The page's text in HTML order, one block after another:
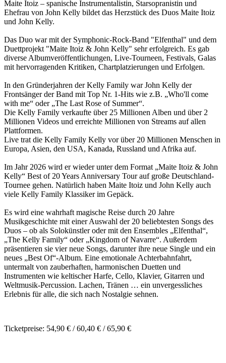
Maite Itoiz – spanische Instrumentalistin, Starsopranistin und
Ehefrau von John Kelly bildet das Herzstück des Duos Maite Itoiz
und John Kelly.
Das Duo war mit der Symphonic-Rock-Band "Elfenthal" und dem
Duettprojekt "Maite Itoiz & John Kelly" sehr erfolgreich. Es gab
diverse Albumveröffentlichungen, Live-Tourneen, Festivals, Galas
mit hervorragenden Kritiken, Chartplatzierungen und Erfolgen.
In den Gründerjahren der Kelly Family war John Kelly der
Frontsänger der Band mit Top Nr. 1-Hits wie z.B. „Who'll come
with me“ oder „The Last Rose of Summer“.
Die Kelly Family verkaufte über 25 Millionen Alben und über 2
Millionen Videos und erreichte Millionen von Streams auf allen
Plattformen.
Live trat die Kelly Family Kelly vor über 20 Millionen Menschen in
Europa, Asien, den USA, Kanada, Russland und Afrika auf.
Im Jahr 2026 wird er wieder unter dem Format „Maite Itoiz & John
Kelly“ Best of 20 Years Anniversary Tour auf große Deutschland-
Tournee gehen. Natürlich haben Maite Itoiz und John Kelly auch
viele Kelly Family Klassiker im Gepäck.
Es wird eine wahrhaft magische Reise durch 20 Jahre
Musikgeschichte mit einer Auswahl der 20 beliebtesten Songs des
Duos – ob als Solokünstler oder mit den Ensembles „Elfenthal“,
„The Kelly Family“ oder „Kingdom of Navarre“. Außerdem
präsentieren sie vier neue Songs, darunter ihre neue Single und ein
neues „Best Of“-Album. Eine emotionale Achterbahnfahrt,
untermalt von zauberhaften, harmonischen Duetten und
Instrumenten wie keltischer Harfe, Cello, Klavier, Gitarren und
Weltmusik-Percussion. Lachen, Tränen … ein unvergessliches
Erlebnis für alle, die sich nach Nostalgie sehnen.
Ticketpreise: 54,90 € / 60,40 € / 65,90 €